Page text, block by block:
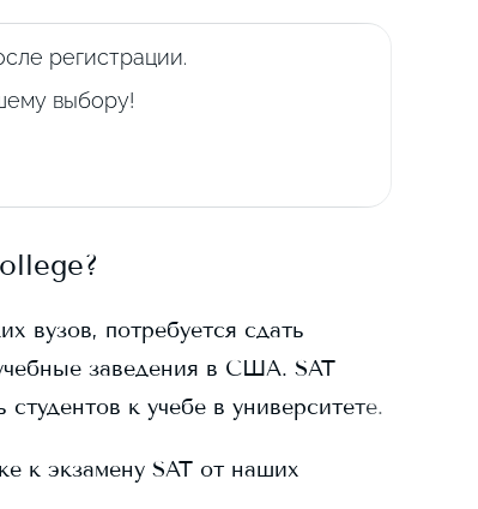
регистрации.
выбору!
?
вузов, потребуется сдать
заведения в США. SAT
к учебе в университете.
к экзамену SAT от наших